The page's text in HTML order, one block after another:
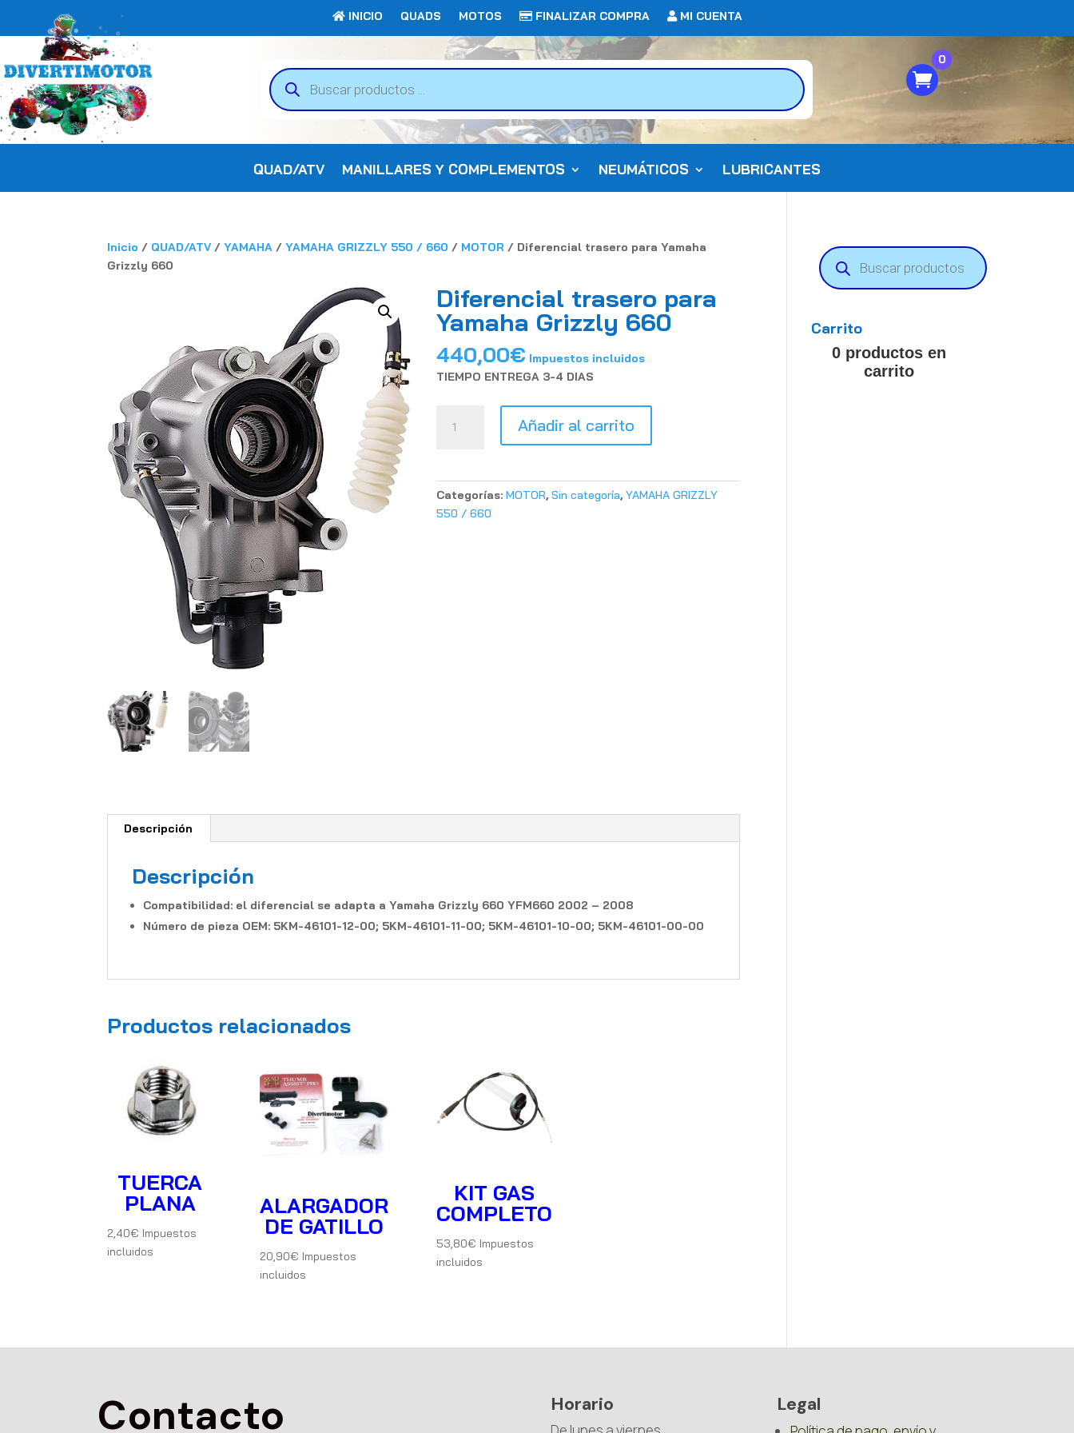
INICIO QUADS MOTOS FINALIZAR COMPRA MI CUENTA
Búsqueda
de
productos
0
QUAD/ATV MANILLARES Y COMPLEMENTOS NEUMÁTICOS LUBRICANTES
Inicio / QUAD/ATV /YAMAHA /YAMAHA GRIZZLY 550 / 660 / MOTOR / Diferencial trasero para Yamaha
Grizzly 660
Diferencial trasero para
Yamaha Grizzly 660
440,00€ Impuestos incluidos
TIEMPO ENTREGA 3-4 DIAS
trasero
Añadir al carrito
Categorías:MOTOR,Sin categoría,YAMAHA GRIZZLY
550 / 660
Descripción
Descripción
Compatibilidad: el diferencial se adapta a Yamaha Grizzly 660 YFM660 2002 – 2008
Número de pieza OEM: 5KM-46101-12-00; 5KM-46101-11-00; 5KM-46101-10-00; 5KM-46101-00-00
Productos relacionados
TUERCA
PLANA
2,40€ Impuestos
incluidos
ALARGADOR
DE GATILLO
20,90€ Impuestos
incluidos
KIT GAS
COMPLETO
53,80€ Impuestos
incluidos
Búsqueda
de
productos
Carrito
0 productos en
carrito
Contacto Horario Legal